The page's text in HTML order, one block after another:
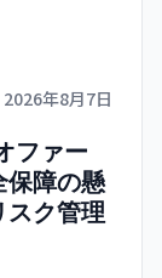
2026年8月7日
ファー
保障の懸
ク管理